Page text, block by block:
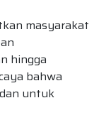
masyarakat
hingga
bahwa
untuk